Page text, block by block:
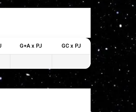
G+A x PJ GC x PJ